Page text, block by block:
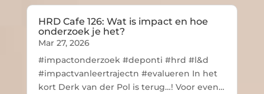
HRD Cafe 126: Wat is impact en hoe
onderzoek je het?
Mar 27, 2026
#impactonderzoek #deponti #hrd #l&d
#impactvanleertrajectn #evalueren In het
kort Derk van der Pol is terug…! Voor even…